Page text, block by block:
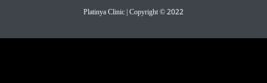
Platinya Clinic| Copyright © 2022